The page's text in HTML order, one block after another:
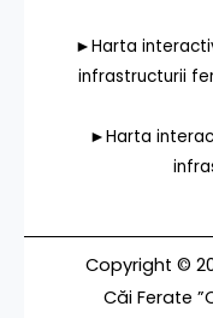
►Harta
infrastructurii
►Harta
Copyright ©
Căi Ferate